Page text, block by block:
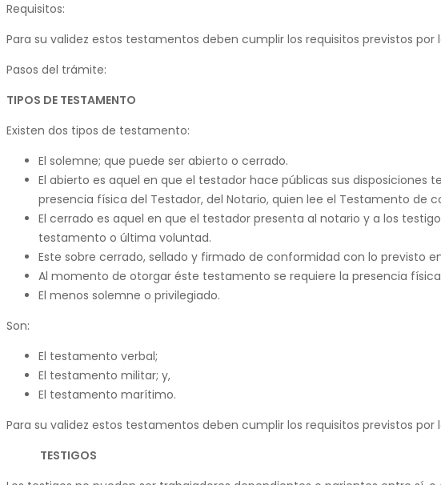
Requisitos:
Para su validez estos testamentos deben cumplir los requisitos previstos por
Pasos del trámite:
TIPOS DE TESTAMENTO
Existen dos tipos de testamento:
El solemne; que puede ser abierto o cerrado.
El abierto es aquel en que el testador hace públicas sus
presencia física del Testador, del Notario, quien lee el Testamento de
El cerrado es aquel en que el testador presenta al notario y a los
testamento o última voluntad.
Este sobre cerrado, sellado y firmado de conformidad con lo previsto
Al momento de otorgar éste testamento se requiere la presencia
El menos solemne o privilegiado.
Son:
El testamento verbal;
El testamento militar; y,
El testamento marítimo.
Para su validez estos testamentos deben cumplir los requisitos previstos por
TESTIGOS